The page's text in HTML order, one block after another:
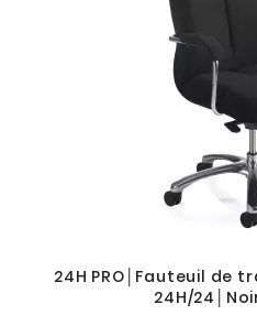
24H PRO│Fauteuil de
24H/